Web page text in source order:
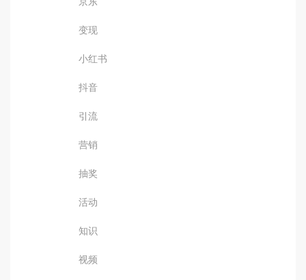
变现
小红书
抖音
引流
营销
抽奖
活动
知识
视频